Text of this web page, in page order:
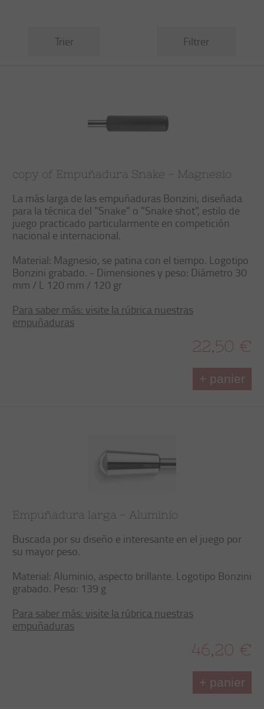
Trier Filtrer
copy of Empuñadura Snake - Magnesio
La más larga de las empuñaduras Bonzini, diseñada
para la técnica del "Snake" o "Snake shot", estilo de
juego practicado particularmente en competición
nacional e internacional.
Material: Magnesio, se patina con el tiempo. Logotipo
Bonzini grabado. - Dimensiones y peso: Diámetro 30
mm / L 120 mm / 120 gr
Para saber más: visite la rúbrica nuestras
empuñaduras
22,50 €
+ panier
Empuñadura larga - Aluminio
Buscada por su diseño e interesante en el juego por
su mayor peso.
Material: Aluminio, aspecto brillante. Logotipo Bonzini
grabado. Peso: 139 g
Para saber más: visite la rúbrica nuestras
empuñaduras
46,20 €
+ panier